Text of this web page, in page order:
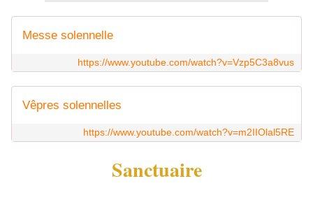
Messe solennelle
https://www.youtube.com/watch?v=Vzp5C3a8vus
Vêpres solennelles
https://www.youtube.com/watch?v=m2IIOlal5RE
Sanctuaire